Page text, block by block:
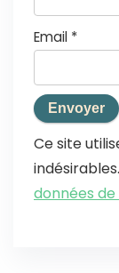
Email *
Ce site
indésirables.
données